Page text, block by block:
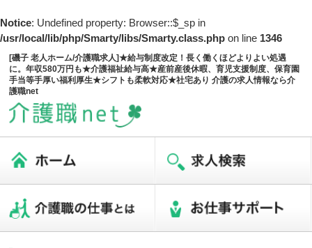
Notice: Undefined property: Browser::$_sp in
/usr/local/lib/php/Smarty/libs/Smarty.class.php on line 1346
[磯子 老人ホーム/介護職求人]★給与制度改定！長く働くほどよりよい処遇
に。年収580万円も★介護福祉給与高★産前産後休暇、育児支援制度、保育園
手当等手厚い福利厚生★シフトも柔軟対応★社宅あり 介護の求人情報なら介
護職net